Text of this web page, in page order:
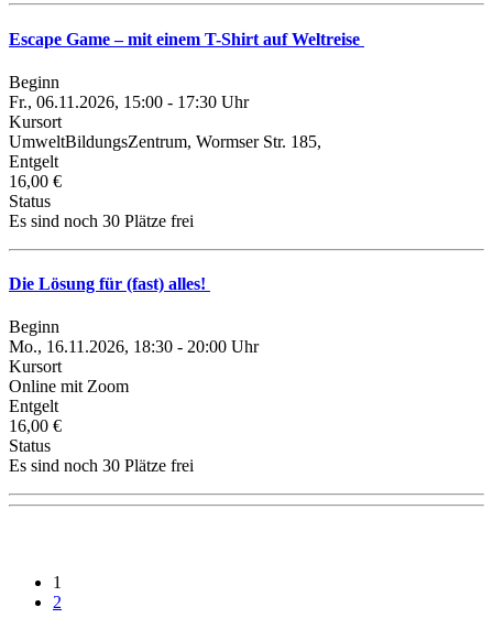
Escape Game – mit einem T-Shirt auf Weltreise
Beginn
Fr., 06.11.2026, 15:00 - 17:30 Uhr
Kursort
UmweltBildungsZentrum, Wormser Str. 185,
Entgelt
16,00 €
Status
Es sind noch 30 Plätze frei
Die Lösung für (fast) alles!
Beginn
Mo., 16.11.2026, 18:30 - 20:00 Uhr
Kursort
Online mit Zoom
Entgelt
16,00 €
Status
Es sind noch 30 Plätze frei
1
2